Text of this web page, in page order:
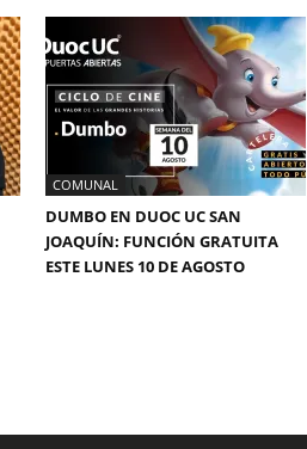
COMUNAL
DUMBO EN DUOC UC SAN
JOAQUÍN: FUNCIÓN GRATUITA
ESTE LUNES 10 DE AGOSTO